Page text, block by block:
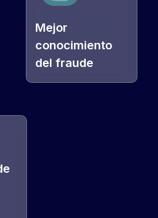
Mejor
conocimiento
del fraude